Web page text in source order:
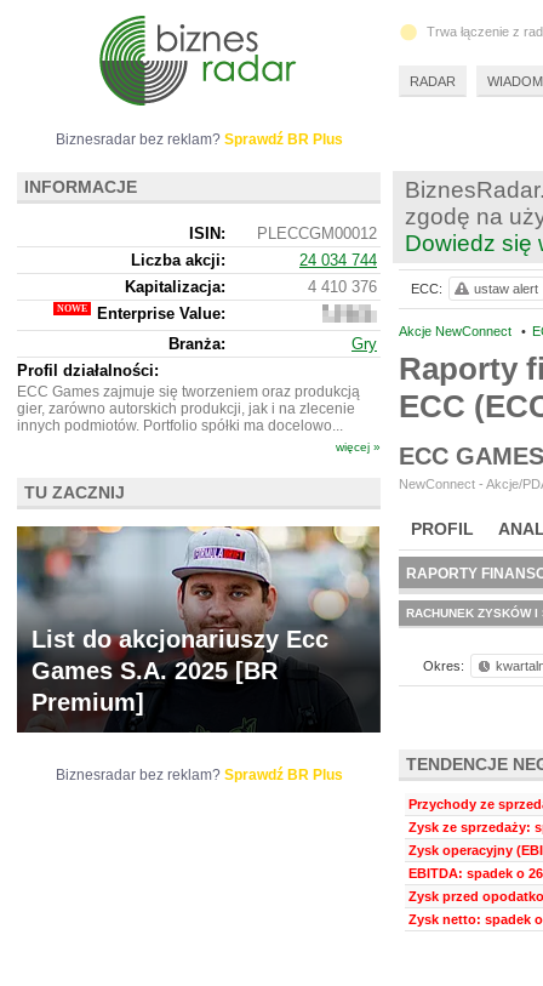
zgodę na
Dowiedz się
Akcje NewConnect •
Raporty
ECC
ECC
NewConnect - Akcje/
PROFIL
BR LAB
RAPORTY
RACHUNEK ZYSKÓW I
Okres:
TENDENCJE
Przychody ze
Zysk ze sprzedaży:
Zysk operacyjny
EBITDA: spadek o
Zysk przed
Zysk netto: spadek o
ECC: ustaw alert
Biznesradar bez reklam? Sprawdź BR Plus
INFORMACJE
ISIN:
PLECCGM00012
Liczba akcji:
24 034 744
Kapitalizacja:
4 410 376
Enterprise Value:
4
375
376
Branża:
Gry
Profil działalności:
ECC Games zajmuje się tworzeniem oraz produkcją
gier, zarówno autorskich produkcji, jak i na zlecenie
innych podmiotów. Portfolio spółki ma docelowo...
więcej »
TU ZACZNIJ
List do akcjonariuszy Ecc
Games S.A. 2025 [BR
Premium]
Biznesradar bez reklam? Sprawdź BR Plus
Trwa łączenie z
RADAR